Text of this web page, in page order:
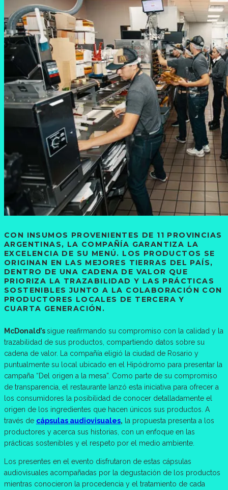
CON INSUMOS PROVENIENTES DE 11 PROVINCIAS
ARGENTINAS, LA COMPAÑÍA GARANTIZA LA
EXCELENCIA DE SU MENÚ. LOS PRODUCTOS SE
ORIGINAN EN LAS MEJORES TIERRAS DEL PAÍS,
DENTRO DE UNA CADENA DE VALOR QUE
PRIORIZA LA TRAZABILIDAD Y LAS PRÁCTICAS
SOSTENIBLES JUNTO A LA COLABORACIÓN CON
PRODUCTORES LOCALES DE TERCERA Y
CUARTA GENERACIÓN.
McDonald’ssigue reafirmando su compromiso con la calidad y la
trazabilidad de sus productos, compartiendo datos sobre su
cadena de valor. La compañía eligió la ciudad de Rosario y
puntualmente su local ubicado en el Hipódromo para presentar la
campaña “Del origen a la mesa”. Como parte de su compromiso
de transparencia, el restaurante lanzó esta iniciativa para ofrecer a
los consumidores la posibilidad de conocer detalladamente el
origen de los ingredientes que hacen únicos sus productos. A
través de cápsulas audiovisuales, la propuesta presenta a los
productores y acerca sus historias, con un enfoque en las
prácticas sostenibles y el respeto por el medio ambiente.
Los presentes en el evento disfrutaron de estas cápsulas
audiovisuales acompañadas por la degustación de los productos
mientras conocieron la procedencia y el tratamiento de cada